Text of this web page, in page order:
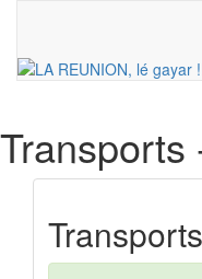
Transports
Transports